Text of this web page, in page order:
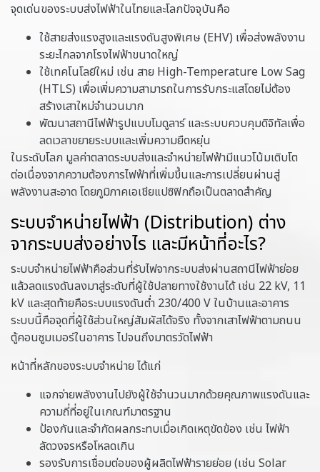
จุดเด่นของระบบส่งไฟฟ้าในไทยและโลกปัจจุบันคือ
ใช้สายส่งแรงสูงและแรงดันสูงพิเศษ (EHV) เพื่อส่งพลังงาน
ระยะไกลจากโรงไฟฟ้าขนาดใหญ่
ใช้เทคโนโลยีใหม่ เช่น สาย High-Temperature Low Sag
(HTLS) เพื่อเพิ่มความสามารถในการรับกระแสโดยไม่ต้อง
สร้างเสาใหม่จำนวนมาก
พัฒนาสถานีไฟฟ้ารูปแบบโมดูลาร์ และระบบควบคุมดิจิทัลเพื่อ
ลดเวลาขยายระบบและเพิ่มความยืดหยุ่น
ในระดับโลก มูลค่าตลาดระบบส่งและจำหน่ายไฟฟ้ามีแนวโน้มเติบโต
ต่อเนื่องจากความต้องการไฟฟ้าที่เพิ่มขึ้นและการเปลี่ยนผ่านสู่
พลังงานสะอาด โดยภูมิภาคเอเชียแปซิฟิกถือเป็นตลาดสำคัญ
ระบบจำหน่ายไฟฟ้า (Distribution) ต่าง
จากระบบส่งอย่างไร และมีหน้าที่อะไร?
ระบบจำหน่ายไฟฟ้าคือส่วนที่รับไฟจากระบบส่งผ่านสถานีไฟฟ้าย่อย
แล้วลดแรงดันลงมาสู่ระดับที่ผู้ใช้ปลายทางใช้งานได้ เช่น 22 kV, 11
kV และสุดท้ายคือระบบแรงดันต่ำ 230/400 V ในบ้านและอาคาร
ระบบนี้คือจุดที่ผู้ใช้ส่วนใหญ่สัมผัสได้จริง ทั้งจากเสาไฟฟ้าตามถนน
ตู้คอนซูมเมอร์ในอาคาร ไปจนถึงมาตรวัดไฟฟ้า
หน้าที่หลักของระบบจำหน่าย ได้แก่
แจกจ่ายพลังงานไปยังผู้ใช้จำนวนมากด้วยคุณภาพแรงดันและ
ความถี่ที่อยู่ในเกณฑ์มาตรฐาน
ป้องกันและจำกัดผลกระทบเมื่อเกิดเหตุขัดข้อง เช่น ไฟฟ้า
ลัดวงจรหรือโหลดเกิน
รองรับการเชื่อมต่อของผู้ผลิตไฟฟ้ารายย่อย (เช่น Solar